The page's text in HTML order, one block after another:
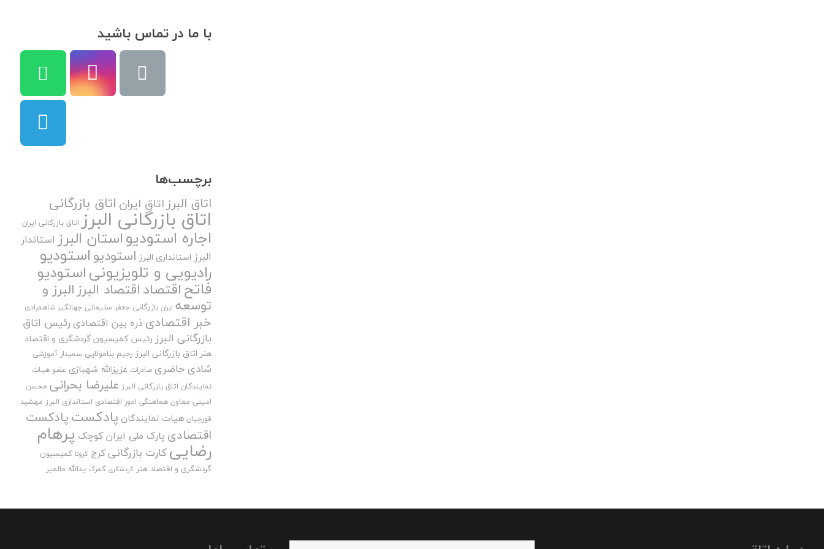
با ما در تماس باشید
برچسب‌ها
اتاق البرزاتاق ایران اتاق بازرگانی
اتاق بازرگانی البرز اتاق بازرگانی ایران
اجاره استودیواستان البرز استاندار
البرز استانداری البرز استودیواستودیو
رادیویی و تلویزیونیاستودیو
فاتحاقتصاداقتصاد البرزالبرز و
توسعه ایران بازرگانی جعفر سلیمانی جهانگیر شاهمرادی
خبر اقتصادی ذره بین اقتصادی رئیس اتاق
بازرگانی البرز رئیس کمیسیون گردشگری و اقتصاد
هنر اتاق بازرگانی البرز رحیم بنامولایی سمینار آموزشی
شادی حاضری صادرات عزیزالله شهبازی عضو هیات
نمایندگان اتاق بازرگانی البرز علیرضا بحرانی محسن
امینی معاون هماهنگی امور اقتصادی استانداری البرز مهشید
قورچیان هیات نمایندگان پادکستپادکست
اقتصادی پارک ملی ایران کوچک پرهام
رضاییکارت بازرگانیکرج کرونا کمیسیون
گردشگری و اقتصاد هنر گردشگری گمرک یدالله مالمیر